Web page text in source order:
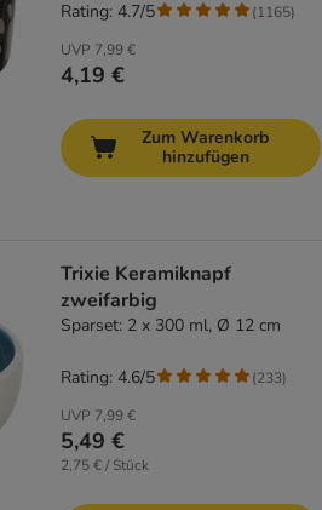
UVP 7,99 €
4,19 €
Rating: 4.7/5 (1165)
Zum Warenkorb
hinzufügen
Trixie Keramiknapf
zweifarbig
Sparset: 2 x 300 ml, Ø 12 cm
UVP 7,99 €
5,49 €
2,75 € / Stück
Rating: 4.6/5 (233)